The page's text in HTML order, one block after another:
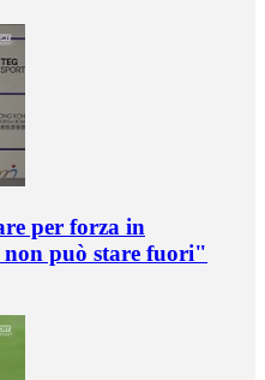
per forza in
non può stare fuori"